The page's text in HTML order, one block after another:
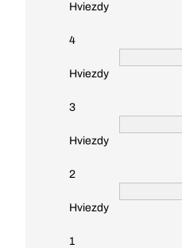
Hviezdy
4
Hviezdy
3
Hviezdy
2
Hviezdy
1